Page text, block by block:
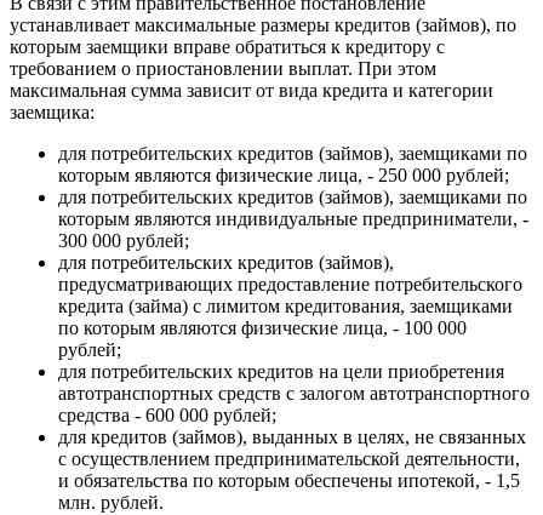
устанавливает максимальные размеры кредитов (займов), по
которым заемщики вправе обратиться к кредитору с
требованием о приостановлении выплат. При этом
максимальная сумма зависит от вида кредита и категории
заемщика:
для потребительских кредитов (займов), заемщиками по
которым являются физические лица, - 250 000 рублей;
для потребительских кредитов (займов), заемщиками по
которым являются индивидуальные предприниматели, -
300 000 рублей;
для потребительских кредитов (займов),
предусматривающих предоставление потребительского
кредита (займа) с лимитом кредитования, заемщиками
по которым являются физические лица, - 100 000
рублей;
для потребительских кредитов на цели приобретения
автотранспортных средств с залогом автотранспортного
средства - 600 000 рублей;
для кредитов (займов), выданных в целях, не связанных
с осуществлением предпринимательской деятельности,
и обязательства по которым обеспечены ипотекой, - 1,5
млн. рублей.